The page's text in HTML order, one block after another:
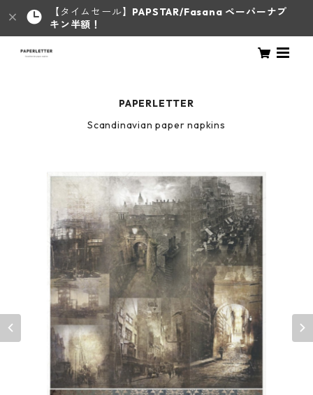
【タイムセール】 PAPSTAR/Fasana ペーパーナプ
キン半額！
PAPERLETTER
Scandinavian paper napkins